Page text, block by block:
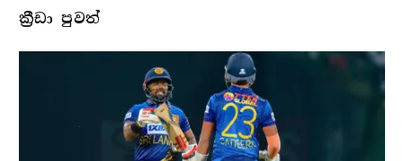
ක්‍රීඩා පුවත්